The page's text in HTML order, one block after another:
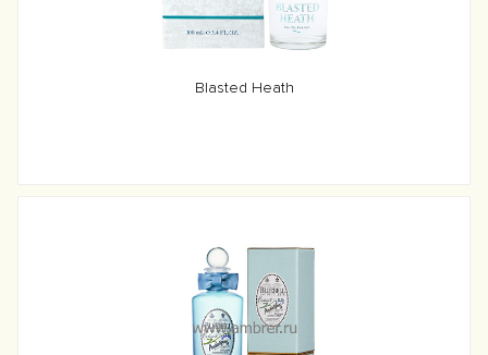
Blasted Heath